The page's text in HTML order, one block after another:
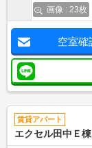
画像 : 23枚
空室確
賃貸アパート
エクセル田中Ｅ棟